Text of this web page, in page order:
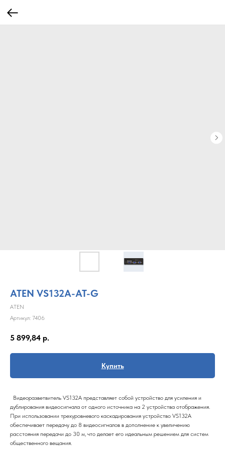
ATEN VS132A-AT-G
ATEN
Артикул: 7406
5 899,84 р.
Купить
Видеоразветвитель VS132A представляет собой устройство для усиления и
дублирования видеосигнала от одного источника на 2 устройства отображения.
При использовании трехуровневого каскадирования устройство VS132A
обеспечивает передачу до 8 видеосигналов в дополнение к увеличению
расстояния передачи до 30 м, что делает его идеальным решением для систем
общественного вещания.